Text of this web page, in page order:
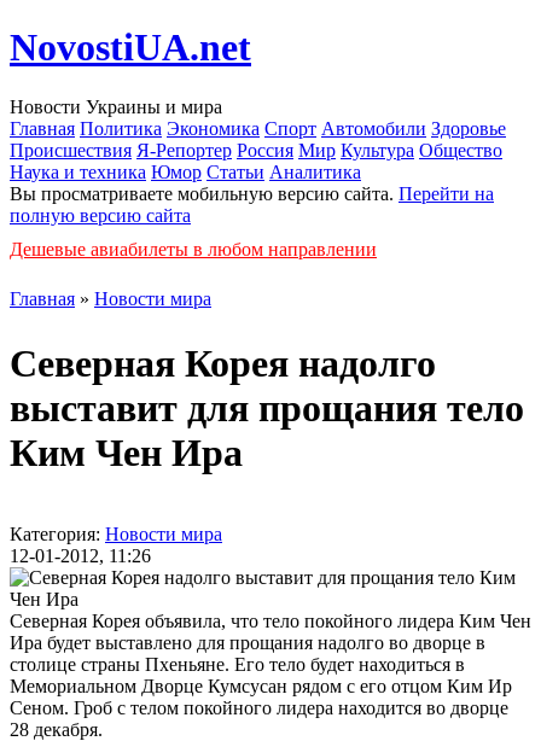
NovostiUA.net
Новости Украины и мира
Главная Политика Экономика Спорт Автомобили Здоровье
Происшествия Я-Репортер Россия Мир Культура Общество
Наука и техника Юмор Статьи Аналитика
Вы просматриваете мобильную версию сайта. Перейти на
полную версию сайта
Дешевые авиабилеты в любом направлении
Главная » Новости мира
Северная Корея надолго
выставит для прощания тело
Ким Чен Ира
Категория: Новости мира
12-01-2012, 11:26
Северная Корея объявила, что тело покойного лидера Ким Чен
Ира будет выставлено для прощания надолго во дворце в
столице страны Пхеньяне. Его тело будет находиться в
Мемориальном Дворце Кумсусан рядом с его отцом Ким Ир
Сеном. Гроб с телом покойного лидера находится во дворце
28 декабря.